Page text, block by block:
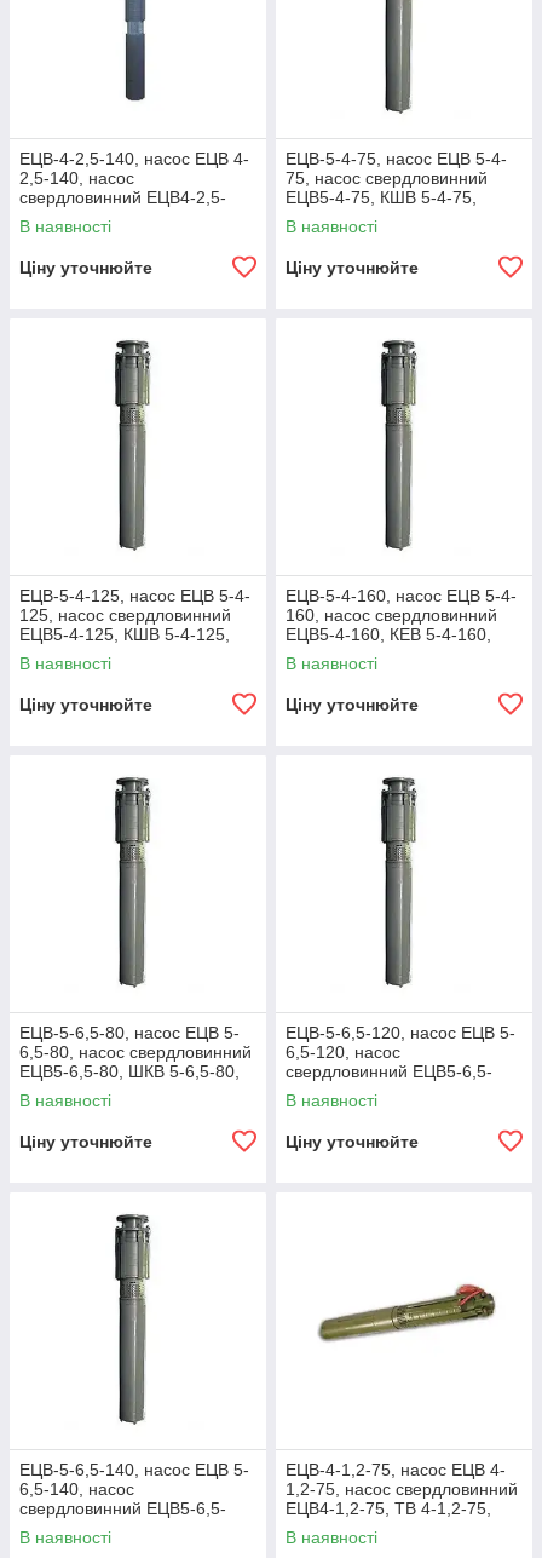
ЕЦВ-4-2,5-140, насос ЕЦВ 4-
2,5-140, насос
свердловинний ЕЦВ4-2,5-
140, Квіт В 4-2,5-140, насос
ЕЦВ 4
В наявності
Ціну уточнюйте
ЕЦВ-5-4-75, насос ЕЦВ 5-4-
75, насос свердловинний
ЕЦВ5-4-75, КШВ 5-4-75,
насос ЕЦВ 5
В наявності
Ціну уточнюйте
ЕЦВ-5-4-125, насос ЕЦВ 5-4-
125, насос свердловинний
ЕЦВ5-4-125, КШВ 5-4-125,
насос ЕЦВ 5
В наявності
Ціну уточнюйте
ЕЦВ-5-4-160, насос ЕЦВ 5-4-
160, насос свердловинний
ЕЦВ5-4-160, КЕВ 5-4-160,
насос ЕЦВ 5
В наявності
Ціну уточнюйте
ЕЦВ-5-6,5-80, насос ЕЦВ 5-
6,5-80, насос свердловинний
ЕЦВ5-6,5-80, ШКВ 5-6,5-80,
насос ЕЦВ 5
В наявності
Ціну уточнюйте
ЕЦВ-5-6,5-120, насос ЕЦВ 5-
6,5-120, насос
свердловинний ЕЦВ5-6,5-
120, ШВ 5-6,5-120, насос
ЕЦВ 5
В наявності
Ціну уточнюйте
ЕЦВ-5-6,5-140, насос ЕЦВ 5-
6,5-140, насос
свердловинний ЕЦВ5-6,5-
140, ШВ 5-6,5-140, насос
ЕЦВ 5
В наявності
ЕЦВ-4-1,2-75, насос ЕЦВ 4-
1,2-75, насос свердловинний
ЕЦВ4-1,2-75, ТВ 4-1,2-75,
насос ЕЦВ 4
В наявності